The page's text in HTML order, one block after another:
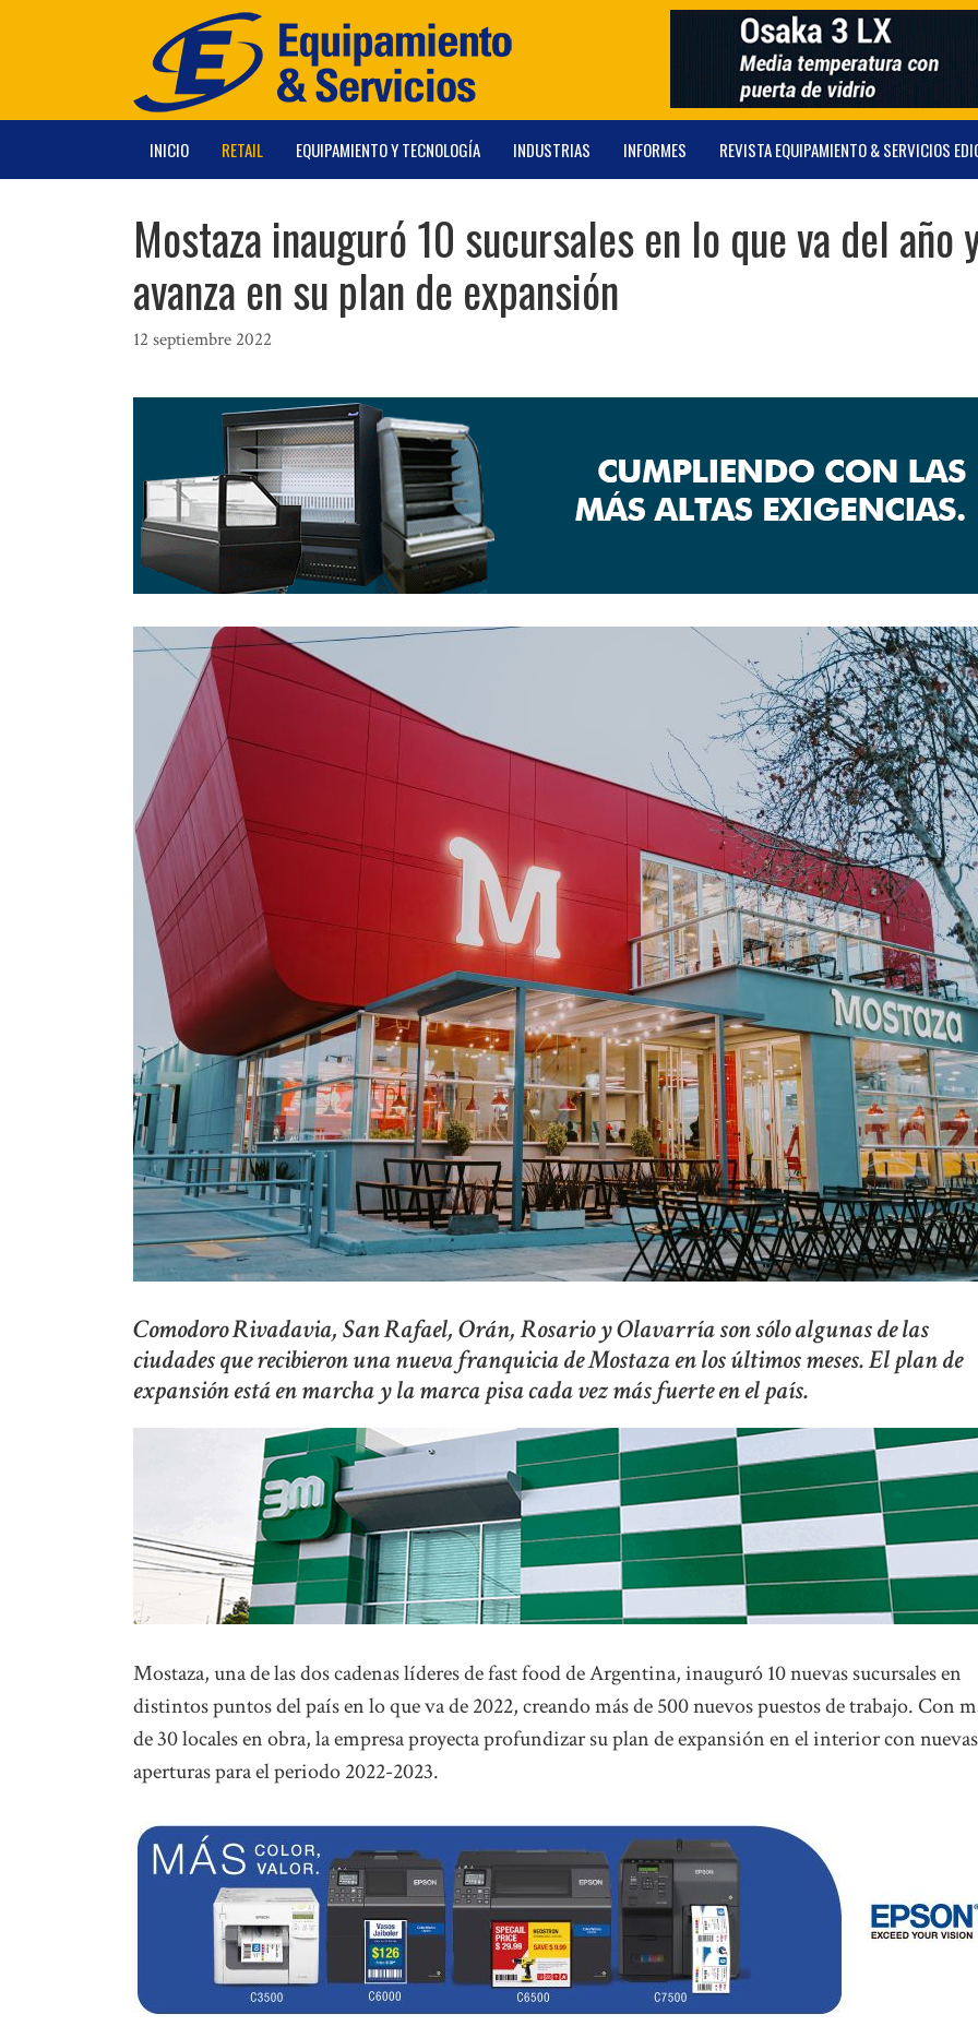
INICIO RETAIL EQUIPAMIENTO Y TECNOLOGÍA INDUSTRIAS INFORMES REVISTA EQUIPAMIENTO & SERVICIOS
Mostaza inauguró 10 sucursales en lo que va del año
avanza en su plan de expansión
12 septiembre 2022
Comodoro Rivadavia, San Rafael, Orán, Rosario y Olavarría son sólo algunas de las
ciudades que recibieron una nueva franquicia de Mostaza en los últimos meses. El plan de
expansión está en marcha y la marca pisa cada vez más fuerte en el país.
Mostaza, una de las dos cadenas líderes de fast food de Argentina, inauguró 10 nuevas sucursales en
distintos puntos del país en lo que va de 2022, creando más de 500 nuevos puestos de trabajo. Con
de 30 locales en obra, la empresa proyecta profundizar su plan de expansión en el interior con nuevas
aperturas para el periodo 2022-2023.